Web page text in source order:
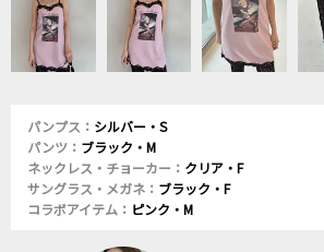
パンプス： シルバー・S
パンツ： ブラック・M
ネックレス・チョーカー： クリア・F
サングラス・メガネ： ブラック・F
コラボアイテム： ピンク・M